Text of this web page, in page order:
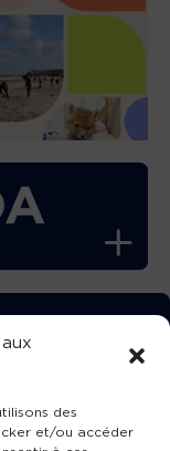
des
et/ou accéder
!